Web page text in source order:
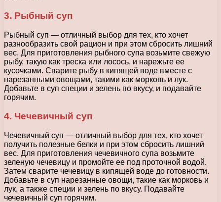
3. Рыбный суп
Рыбный суп — отличный выбор для тех, кто хочет
разнообразить свой рацион и при этом сбросить лишний
вес. Для приготовления рыбного супа возьмите свежую
рыбу, такую как треска или лосось, и нарежьте ее
кусочками. Сварите рыбу в кипящей воде вместе с
нарезанными овощами, такими как морковь и лук.
Добавьте в суп специи и зелень по вкусу, и подавайте
горячим.
4. Чечевичный суп
Чечевичный суп — отличный выбор для тех, кто хочет
получить полезные белки и при этом сбросить лишний
вес. Для приготовления чечевичного супа возьмите
зеленую чечевицу и промойте ее под проточной водой.
Затем сварите чечевицу в кипящей воде до готовности.
Добавьте в суп нарезанные овощи, такие как морковь и
лук, а также специи и зелень по вкусу. Подавайте
чечевичный суп горячим.